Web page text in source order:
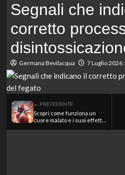
Segnali che
corretto
Germana Bevilacqua 7 Luglio 2026
← PRECEDENTE
Scopri come funziona un
cuore malato e i suoi effetti